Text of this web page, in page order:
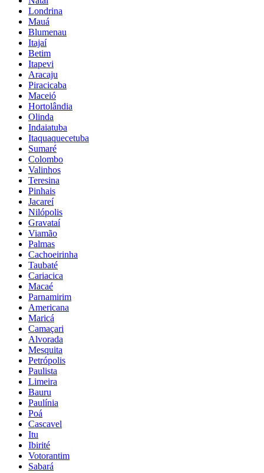
Londrina
Mauá
Blumenau
Itajaí
Betim
Itapevi
Aracaju
Piracicaba
Maceió
Hortolândia
Olinda
Indaiatuba
Itaquaquecetuba
Sumaré
Colombo
Valinhos
Teresina
Pinhais
Jacareí
Nilópolis
Gravataí
Viamão
Palmas
Cachoeirinha
Taubaté
Cariacica
Macaé
Parnamirim
Americana
Maricá
Camaçari
Alvorada
Mesquita
Petrópolis
Paulista
Limeira
Bauru
Paulínia
Poá
Cascavel
Itu
Ibirité
Votorantim
Sabará